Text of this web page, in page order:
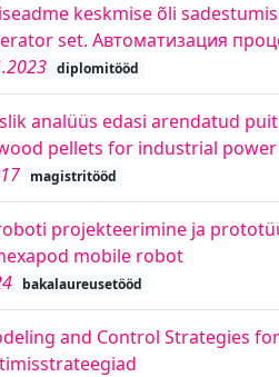
keskmise õli
set. Автоматизация
diplomitööd
analüüs edasi arendatud
pellets for industrial
magistritööd
projekteerimine ja
mobile robot
bakalaureusetööd
and Control Strategies